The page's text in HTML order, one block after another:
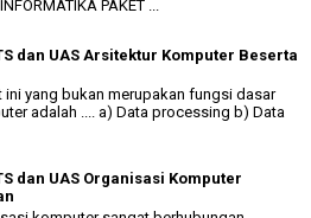
PAKET ...
dan UAS Arsitektur Komputer Beserta
ini yang bukan merupakan fungsi dasar
adalah .... a) Data processing b) Data
dan UAS Organisasi Komputer